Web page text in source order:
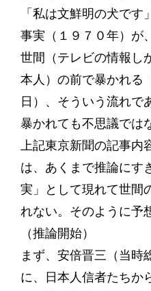
「私は文鮮明の犬で
事実（１９７０年）が
世間（テレビの情報し
本人）の前で暴かれる
日）、そういう流れで
暴かれても不思議では
上記東京新聞の記事内
は、あくまで推論にす
実」として現れて世間
れない。そのように予
（推論開始）
まず、安倍晋三（当時
に、日本人信者たちか